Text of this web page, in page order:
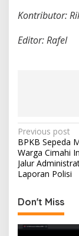
Kontributor:
Editor: Rafel
P
o
s
n
a
Previous post
BPKB Sepeda
Warga Cimahi
Jalur
Laporan Polisi
Don't Miss